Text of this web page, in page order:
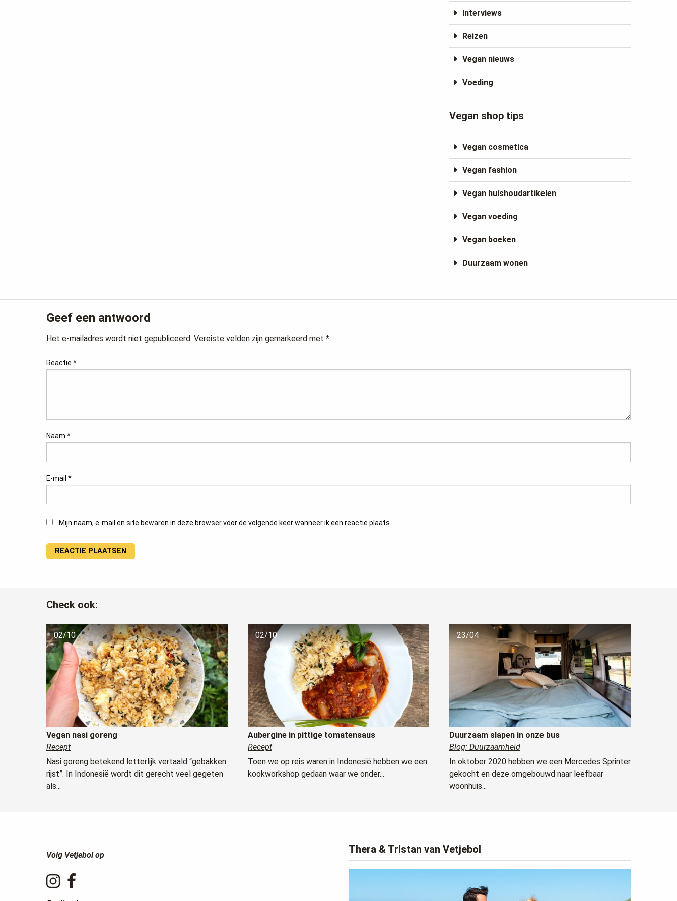
Interviews
Reizen
Vegan nieuws
Voeding
Vegan shop tips
Vegan cosmetica
Vegan fashion
Vegan huishoudartikelen
Vegan voeding
Vegan boeken
Duurzaam wonen
Geef een antwoord
Het e-mailadres wordt niet gepubliceerd. Vereiste velden zijn gemarkeerd met *
Reactie *
Naam *
E-mail *
Mijn naam, e-mail en site bewaren in deze browser voor de volgende keer wanneer ik een reactie plaats.
Check ook:
02/10
Vegan nasi goreng
Recept
Nasi goreng betekend letterlijk vertaald “gebakken
rijst”. In Indonesië wordt dit gerecht veel gegeten
als...
02/10
Aubergine in pittige tomatensaus
Recept
Toen we op reis waren in Indonesië hebben we een
kookworkshop gedaan waar we onder...
23/04
Duurzaam slapen in onze bus
Blog: Duurzaamheid
In oktober 2020 hebben we een Mercedes Sprinter
gekocht en deze omgebouwd naar leefbaar
woonhuis...
Volg Vetjebol op Thera & Tristan van Vetjebol